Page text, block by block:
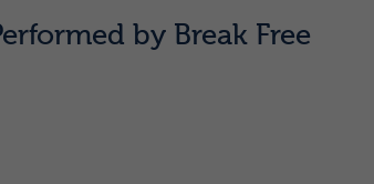
by Break Free